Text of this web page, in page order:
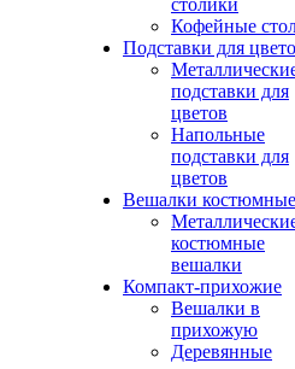
столики
Кофейные
Подставки для
подставки для
цветов
Напольные
подставки для
цветов
Вешалки костюмные
костюмные
вешалки
Компакт-прихожие
Вешалки в
прихожую
Деревянные